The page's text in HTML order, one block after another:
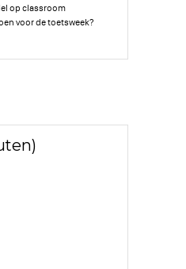
op classroom
voor de toetsweek?